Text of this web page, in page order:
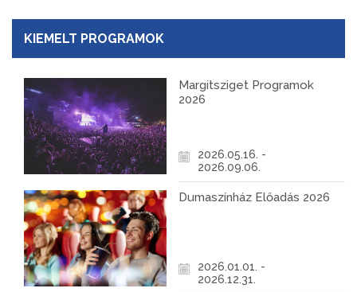
KIEMELT PROGRAMOK
Margitsziget Programok
2026
2026.05.16. -
2026.09.06.
Dumaszínház Előadás 2026
2026.01.01. -
2026.12.31.